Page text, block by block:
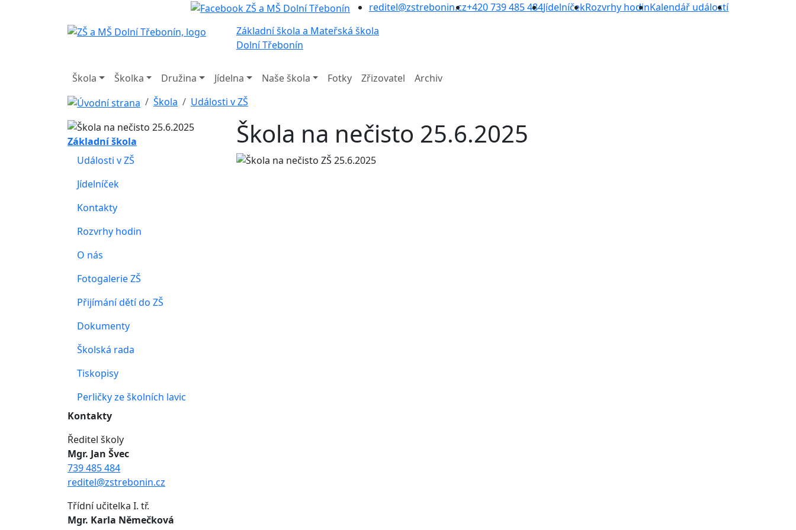
reditel@zstrebonin.cz+420 739 485 484JídelníčekRozvrhy hodinKalendář událostí
Základní škola a Mateřská škola
Dolní Třebonín
Škola Školka Družina Jídelna Naše škola Fotky Zřizovatel
Archiv
Škola
Události v ZŠ
Škola na nečisto 25.6.2025
Základní škola
Události v ZŠ
Jídelníček
Kontakty
Rozvrhy hodin
O nás
Fotogalerie ZŠ
Přijímání dětí do ZŠ
Dokumenty
Školská rada
Tiskopisy
Perličky ze školních lavic
Kontakty
Ředitel školy
Mgr. Jan Švec
739 485 484
reditel@zstrebonin.cz
Třídní učitelka I. tř.
Mgr. Karla Němečková